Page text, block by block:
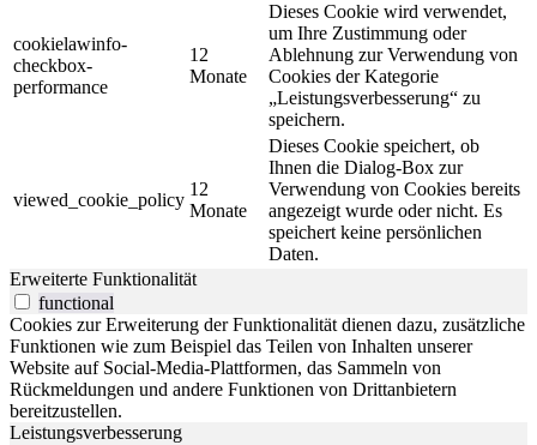
cookielawinfo-
checkbox-
performance
12
Monate
Dieses Cookie wird verwendet,
um Ihre Zustimmung oder
Ablehnung zur Verwendung von
Cookies der Kategorie
„Leistungsverbesserung“ zu
speichern.
viewed_cookie_policy
12
Monate
Dieses Cookie speichert, ob
Ihnen die Dialog-Box zur
Verwendung von Cookies bereits
angezeigt wurde oder nicht. Es
speichert keine persönlichen
Daten.
Erweiterte Funktionalität
functional
Cookies zur Erweiterung der Funktionalität dienen dazu, zusätzliche
Funktionen wie zum Beispiel das Teilen von Inhalten unserer
Website auf Social-Media-Plattformen, das Sammeln von
Rückmeldungen und andere Funktionen von Drittanbietern
bereitzustellen.
Leistungsverbesserung